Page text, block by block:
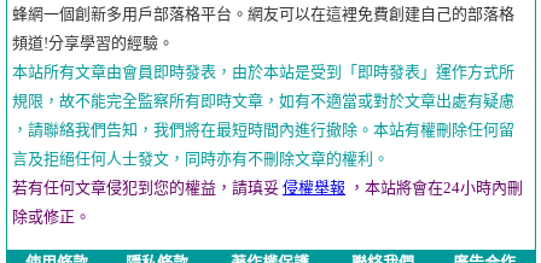
蜂網一個創新多用戶部落格平台。網友可以在這裡免費創建自己的部落格
頻道!分享學習的經驗。
本站所有文章由會員即時發表，由於本站是受到「即時發表」運作方式所
規限，故不能完全監察所有即時文章，如有不適當或對於文章出處有疑慮
，請聯絡我們告知，我們將在最短時間內進行撤除。本站有權刪除任何留
言及拒絕任何人士發文，同時亦有不刪除文章的權利。
若有任何文章侵犯到您的權益，請瑱妥 侵權舉報 ，本站將會在24小時內刪
除或修正。